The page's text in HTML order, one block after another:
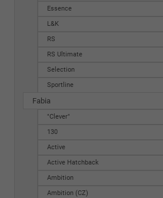
Essence
L&K
RS
RS Ultimate
Selection
Sportline
Fabia
"Clever"
130
Active
Active Hatchback
Ambition
Ambition (CZ)